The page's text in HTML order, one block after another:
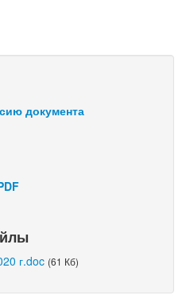
документа
г.doc (61 Кб)